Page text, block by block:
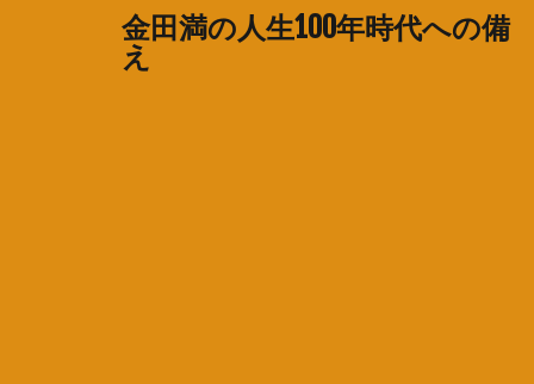
金田満の人生100年時代への備
え